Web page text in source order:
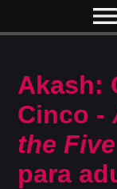
menu
Akash:
Cinco -
the Five
para